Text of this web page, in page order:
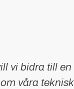
vi bidra till
våra